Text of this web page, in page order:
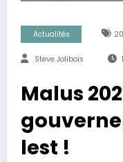
Actualités
Steve Jolibois
Malus
lest !